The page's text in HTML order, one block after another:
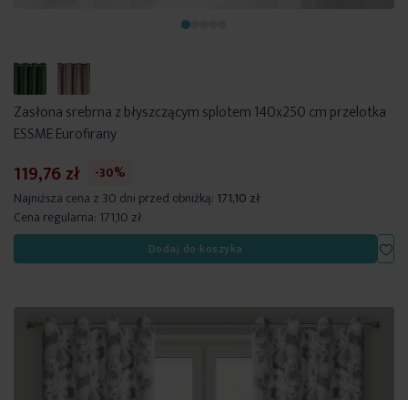
Zasłona srebrna z błyszczącym splotem 140x250 cm przelotka
ESSME Eurofirany
119,76 zł
-30%
Najniższa cena z 30 dni przed obniżką: 171,10 zł
Cena regularna: 171,10 zł
Dodaj do koszyka